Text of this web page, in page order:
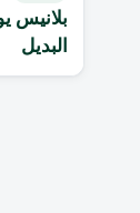
بلانيس
البديل